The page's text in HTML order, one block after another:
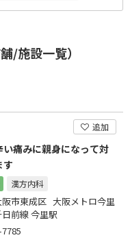
/施設一覧）
追加
い痛みに親身になって対
す
漢方内科
阪市東成区 大阪メトロ今里
前線 今里駅